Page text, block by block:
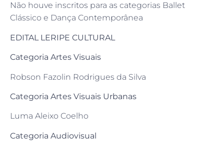
Não houve inscritos para as categorias Ballet
Clássico e Dança Contemporânea
EDITAL LERIPE CULTURAL
Categoria Artes Visuais
Robson Fazolin Rodrigues da Silva
Categoria Artes Visuais Urbanas
Luma Aleixo Coelho
Categoria Audiovisual